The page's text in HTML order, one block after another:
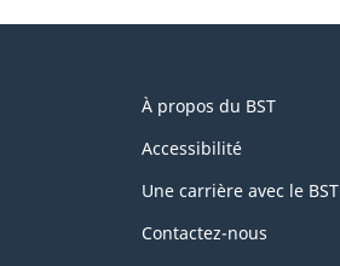
this
site
À propos du BST
Accessibilité
Une carrière avec le BST
Contactez-nous